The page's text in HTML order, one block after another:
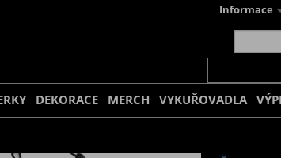
Informace
DEKORACE MERCH VYKUŘOVADLA